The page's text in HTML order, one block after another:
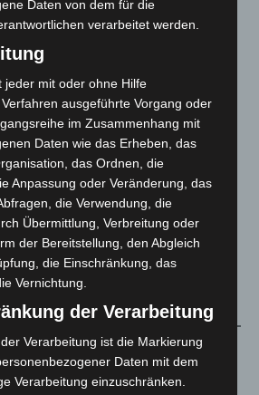
3.252
Daten von dem für die
verarbeitet werden.
jeder mit oder ohne Hilfe
ausgeführte Vorgang oder
im Zusammenhang mit
Daten wie das Erheben, das
das Ordnen, die
Anpassung oder Veränderung, das
die Verwendung, die
Übermittlung, Verbreitung oder
der Bereitstellung, den Abgleich
die Einschränkung, das
Vernichtung.
der Verarbeitung
Verarbeitung ist die Markierung
Daten mit dem
Verarbeitung einzuschränken.